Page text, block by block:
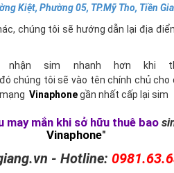
Kiệt, Phường 05, TP.Mỹ Tho, Tiền
chúng tôi sẽ hướng dẫn lại địa
sim nhanh hơn khi
chúng tôi sẽ vào tên chính chủ cho
Vinaphonegần nhất cấp lại sim
may mắn khi sở hữu thuê bao
Vinaphone"
- Hotline: